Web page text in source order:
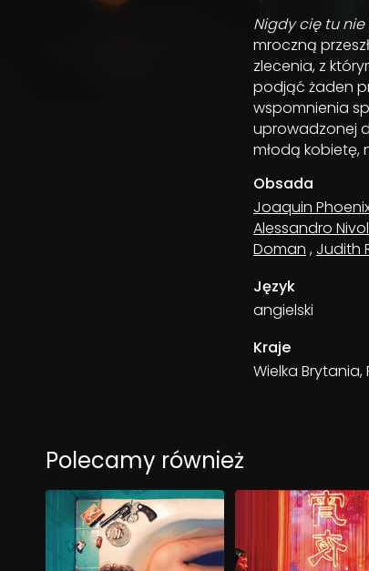
Nigdy cię tu nie
mroczną
zlecenia, z
podjąć żaden
wspomnienia
uprowadzonej
młodą kobietę,
Obsada
Joaquin
Alessandro
Doman , Judith
Język
angielski
Kraje
Wielka Brytania,
Polecamy również